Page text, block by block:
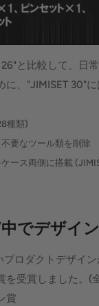
と比較して、日
に、"JIMISET 30"
種類)
要なツール類を削除
ース両側に搭載
でデザイ
プロダクトデザイ
を受賞しました。(
賞